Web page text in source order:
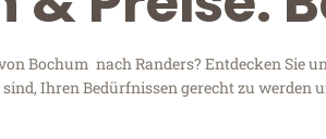
Bochum nach Randers? Entdecken
Ihren Bedürfnissen gerecht zu werden